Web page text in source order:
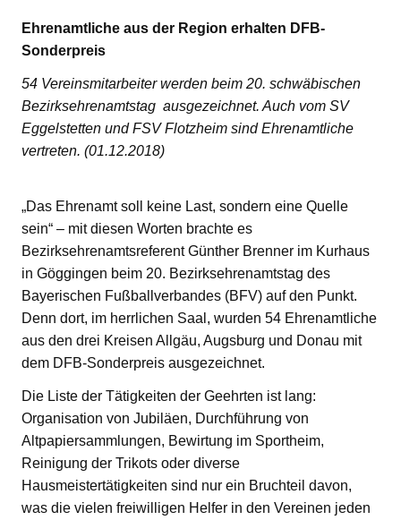
Ehrenamtliche aus der Region erhalten DFB-
Sonderpreis
54 Vereinsmitarbeiter werden beim 20. schwäbischen
Bezirksehrenamtstag ausgezeichnet. Auch vom SV
Eggelstetten und FSV Flotzheim sind Ehrenamtliche
vertreten. (01.12.2018)
„Das Ehrenamt soll keine Last, sondern eine Quelle
sein“ – mit diesen Worten brachte es
Bezirksehrenamtsreferent Günther Brenner im Kurhaus
in Göggingen beim 20. Bezirksehrenamtstag des
Bayerischen Fußballverbandes (BFV) auf den Punkt.
Denn dort, im herrlichen Saal, wurden 54 Ehrenamtliche
aus den drei Kreisen Allgäu, Augsburg und Donau mit
dem DFB-Sonderpreis ausgezeichnet.
Die Liste der Tätigkeiten der Geehrten ist lang:
Organisation von Jubiläen, Durchführung von
Altpapiersammlungen, Bewirtung im Sportheim,
Reinigung der Trikots oder diverse
Hausmeistertätigkeiten sind nur ein Bruchteil davon,
was die vielen freiwilligen Helfer in den Vereinen jeden